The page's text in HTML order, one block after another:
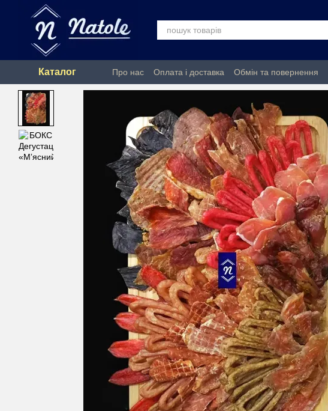
Перейти до основного контенту
Каталог Про нас Оплата і доставка Обмін та повернення